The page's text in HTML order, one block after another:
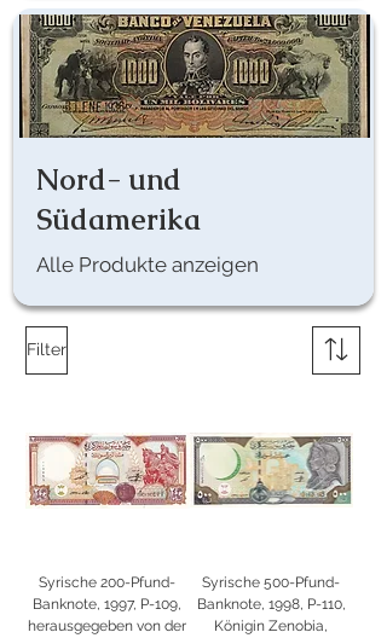
Nord- und
Südamerika
Alle Produkte anzeigen
Filter
Syrische 200-Pfund-
Banknote, 1997, P-109,
herausgegeben von der
Syrische 500-Pfund-
Banknote, 1998, P-110,
Königin Zenobia,